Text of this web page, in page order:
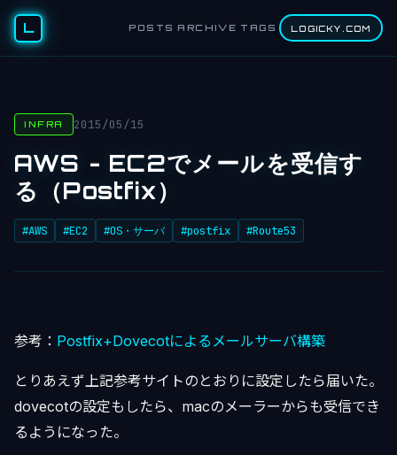
L POSTS ARCHIVE TAGS LOGICKY.COM
INFRA 2015/05/15
AWS - EC2でメールを受信す
る（Postfix）
#AWS #EC2 #OS・サーバ #postfix #Route53
参考： Postfix+Dovecotによるメールサーバ構築
とりあえず上記参考サイトのとおりに設定したら届いた。
dovecotの設定もしたら、macのメーラーからも受信でき
るようになった。